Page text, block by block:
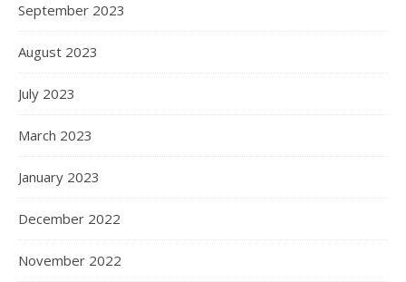
September 2023
August 2023
July 2023
March 2023
January 2023
December 2022
November 2022